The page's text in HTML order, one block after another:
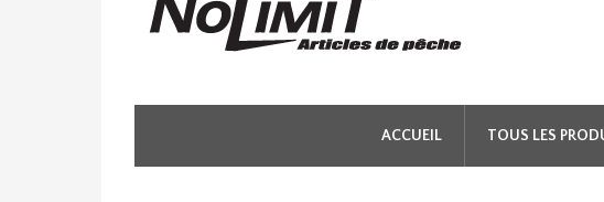
ACCUEIL TOUS LES